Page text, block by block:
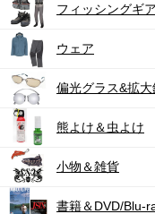
フィッシングギア
ウェア
偏光グラス&拡大
熊よけ＆虫よけ
小物＆雑貨
書籍＆DVD/Blu-